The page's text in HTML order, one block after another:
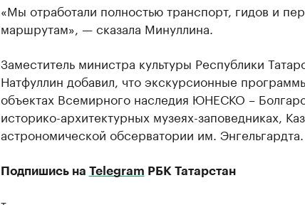
«Мы отработали полностью транспорт, гидов и
маршрутам», — сказала Минуллина.
Заместитель министра культуры Республики
Натфуллин добавил, что экскурсионные
объектах Всемирного наследия ЮНЕСКО –
историко-архитектурных музеях-заповедниках,
астрономической обсерватории им. Энгельгардта.
Подпишись на Telegram РБК Татарстан